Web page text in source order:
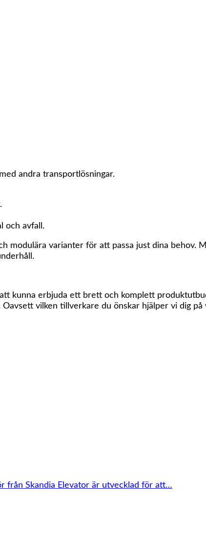
industri, lager och produktion. Med en
andra transportlösningar.
och avfall.
modulära varianter för att passa just dina behov.
kunna erbjuda ett brett och komplett
vilken tillverkare du önskar hjälper vi dig
från Skandia Elevator är utvecklad för att…